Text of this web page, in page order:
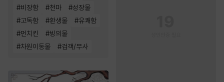
#비장함 #천마 #성장물
#고독함 #환생물 #유쾌함
#먼치킨 #빙의물
#차원이동물 #검객/무사